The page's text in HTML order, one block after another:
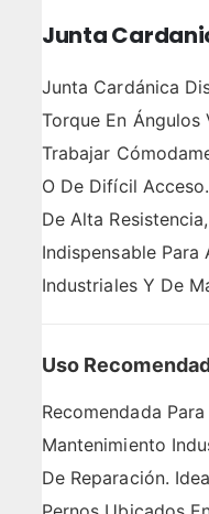
Junta
Junta Cardánica
Torque En Ángulos
Trabajar
O De Difícil
De Alta
Indispensable Para
Industriales Y De
Uso
Recomendada
Mantenimiento
De Reparación.